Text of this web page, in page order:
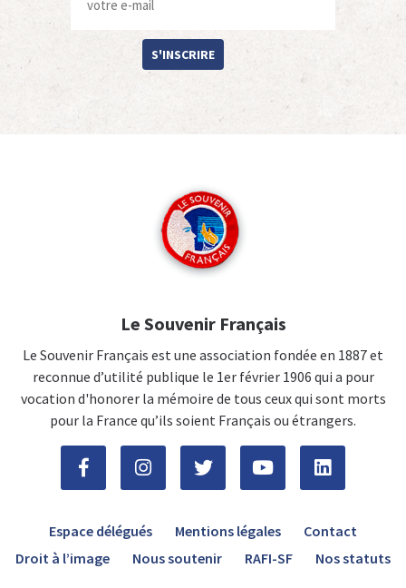
S'INSCRIRE
Le Souvenir Français
Le Souvenir Français est une association fondée en 1887 et
reconnue d’utilité publique le 1er février 1906 qui a pour
vocation d'honorer la mémoire de tous ceux qui sont morts
pour la France qu’ils soient Français ou étrangers.
Espace délégués Mentions légales
Contact
Droit à l’image
Nous soutenir RAFI-SF Nos statuts